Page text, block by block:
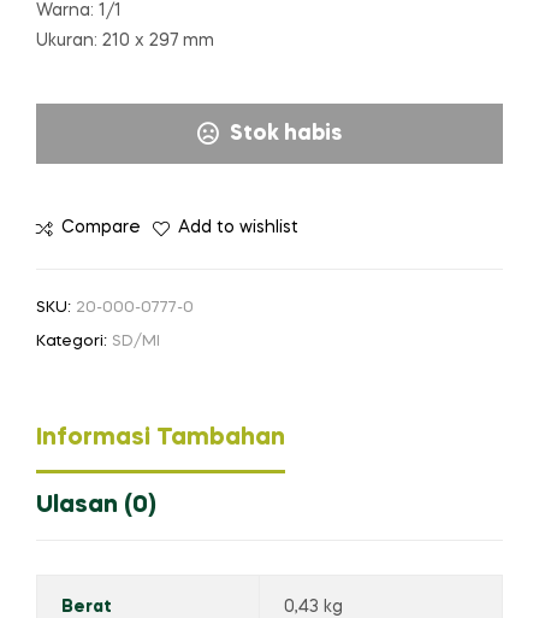
Warna: 1/1
Ukuran: 210 x 297 mm
Stok habis
Compare Add to wishlist
SKU: 20-000-0777-0
Kategori: SD/MI
Informasi Tambahan
Ulasan (0)
Berat 0,43 kg